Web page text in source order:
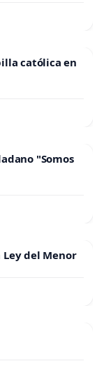
católica en
"Somos
del Menor